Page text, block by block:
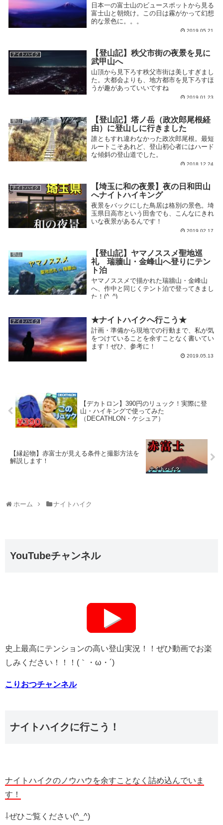
日本一の富士山のビュースポットから見る
富士山と朝焼け。この日は霧がかって幻想
的な景色に。。。
2019.05.21
ナイトハイク
【登山記】秩父市街の夜景を見に
武甲山へ
山頂から見下ろす秩父市街は美しすぎまし
た。大都会よりも、地方都市を見下ろすほ
うが趣があっていいですね
2019.01.23
登山
【登山記】塔ノ岳（政次郎尾根経
由）に登山しに行きました
誰ともすれ違わなかった政次郎尾根。最短
ルートこそあれど、登山初心者にはハード
な傾斜の登山道でした。
2018.12.24
ナイトハイク
【埼玉に和の夜景】夜の日和田山
へナイトハイキング
夜景をバックにした鳥居は格別の景色。埼
玉県日高市という田舎でも、こんなにきれ
いな夜景があるんです！
2019.02.17
登山
【登山記】ヤマノススメ聖地巡
礼 瑞牆山・金峰山へ登りにテン
ト泊
ヤマノススメで描かれた瑞牆山・金峰山
へ、作中と同じくテント泊で登ってきまし
た！(^_^)
ナイトハイク ★ナイトハイクへ行こう★
計画・準備から現地での行動まで、私が気
をつけていることを余すことなく書いてい
ます！ぜひ、参考に！
2019.05.13
【デカトロン】390円のリュック！実際に登
山・ハイキングで使ってみた
（DECATHLON・ケシュア）
【縁起物】赤富士が見える条件と撮影方法を
解説します！
ホーム ナイトハイク
YouTubeチャンネル
史上最高にテンションの高い登山実況！！ぜひ動画でお楽
しみください！！！(｀・ω・´)
こりおつチャンネル
ナイトハイクに行こう！
ナイトハイクのノウハウを余すことなく詰め込んでいま
す！
⇩ぜひご覧ください(^_^)